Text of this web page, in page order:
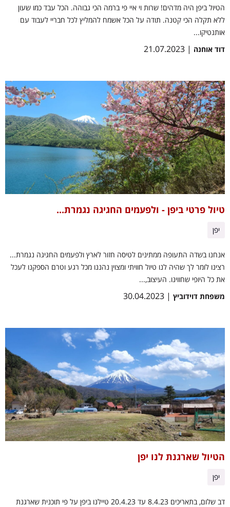
הטיול ביפן היה מדהים! שרות וי איי פי ברמה הכי גבוהה. הכל עבד כמו שעון
ללא תקלה הכי קטנה. תודה על הכל אשמח להמליץ לכל חבריי לעבוד עם
אותנטיקו...
דוד אוחנה | 21.07.2023
טיול פרטי ביפן - ולפעמים החגיגה נגמרת...
יפן
אנחנו בשדה התעופה ממתינים לטיסה חזור לארץ ולפעמים החגיגה נגמרת...
רצינו לומר לך שהיה לנו טיול חוויתי ומצוין נהננו מכל רגע וטרם הספקנו לעכל
את כל היופי שחווינו. העיצוב,...
משפחת דוידוביץ | 30.04.2023
הטיול שארגנת לנו יפן
יפן
דב שלום, בתאריכים 8.4.23 עד 20.4.23 טיילנו ביפן על פי תוכנית שארגנת